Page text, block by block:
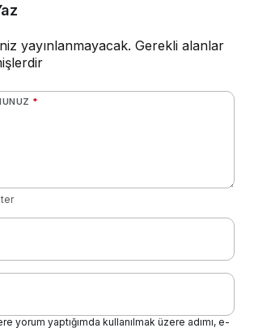
yayınlanmayacak. Gerekli alanlar
*
yorum yaptığımda kullanılmak üzere adımı, e-